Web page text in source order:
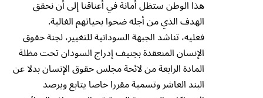
هذا الوطن ستظل أمانة في أعناقنا إلى أن نحقق
الهدف الذي من أجله ضحوا بحياتهم الغالية.
فعليه، تناشد الجبهة السودانية للتغيير، لجنة حقوق
الإنسان المنعقدة بجنيف إدراج السودان تحت مظلة
المادة الرابعة من لائحة مجلس حقوق الإنسان بدلا عن
البند العاشر وتسمية مقررا خاصا يتابع ويرصد